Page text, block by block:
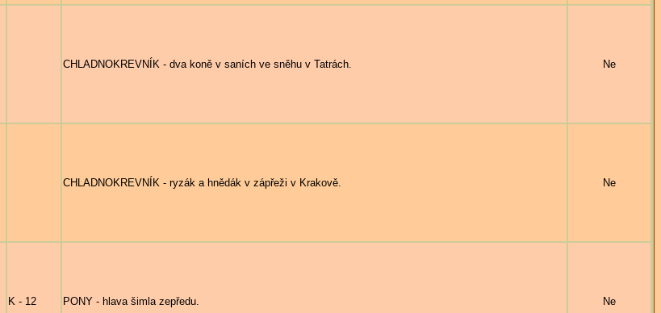
CHLADNOKREVNÍK - dva koně v saních ve sněhu v Tatrách. Ne
CHLADNOKREVNÍK - ryzák a hnědák v zápřeži v Krakově. Ne
K - 12 PONY - hlava šimla zepředu. Ne